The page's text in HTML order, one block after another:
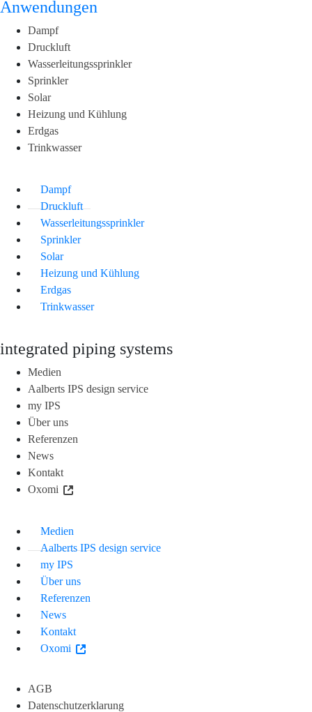
Anwendungen
Dampf
Druckluft
Wasserleitungssprinkler
Sprinkler
Solar
Heizung und Kühlung
Erdgas
Trinkwasser
Dampf
Druckluft
Wasserleitungssprinkler
Sprinkler
Solar
Heizung und Kühlung
Erdgas
Trinkwasser
integrated piping systems
Medien
Aalberts IPS design service
my IPS
Über uns
Referenzen
News
Kontakt
Oxomi
Medien
Aalberts IPS design service
my IPS
Über uns
Referenzen
News
Kontakt
Oxomi
AGB
Datenschutzerklarung